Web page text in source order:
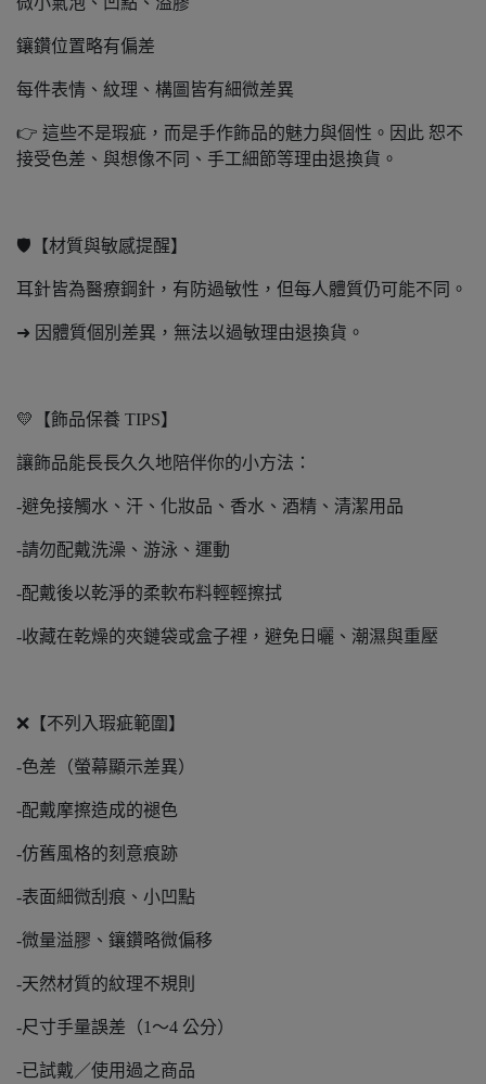
鑲鑽位置略有偏差
每件表情、紋理、構圖皆有細微差異
👉 這些不是瑕疵，而是手作飾品的魅力與個性。因此 恕不
接受色差、與想像不同、手工細節等理由退換貨。
🛡️【材質與敏感提醒】
耳針皆為醫療鋼針，有防過敏性，但每人體質仍可能不同。
➜ 因體質個別差異，無法以過敏理由退換貨。
💛【飾品保養 TIPS】
讓飾品能長長久久地陪伴你的小方法：
-避免接觸水、汗、化妝品、香水、酒精、清潔用品
-請勿配戴洗澡、游泳、運動
-配戴後以乾淨的柔軟布料輕輕擦拭
-收藏在乾燥的夾鏈袋或盒子裡，避免日曬、潮濕與重壓
❌【不列入瑕疵範圍】
-色差（螢幕顯示差異）
-配戴摩擦造成的褪色
-仿舊風格的刻意痕跡
-表面細微刮痕、小凹點
-微量溢膠、鑲鑽略微偏移
-天然材質的紋理不規則
-尺寸手量誤差（1～4 公分）
-已試戴／使用過之商品